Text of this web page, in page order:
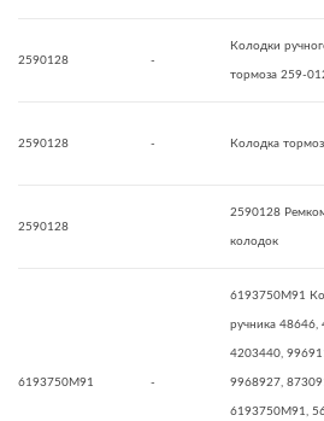
2590128 -
Колодки
тормоза 259-
2590128 - Колодка
2590128
2590128
колодок
6193750M91 -
6193750M91
ручника 48646,
4203440,
9968927,
6193750M91,